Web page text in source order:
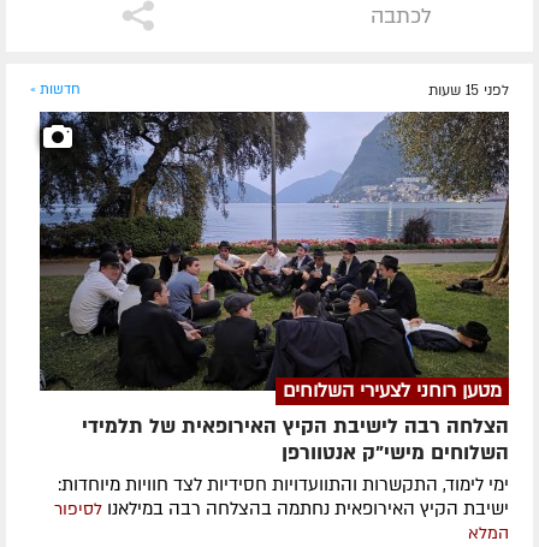
לכתבה
לפני 15 שעות חדשות »
מטען רוחני לצעירי השלוחים
הצלחה רבה לישיבת הקיץ האירופאית של תלמידי
השלוחים מישי"ק אנטוורפן
ימי לימוד, התקשרות והתוועדויות חסידיות לצד חוויות מיוחדות:
ישיבת הקיץ האירופאית נחתמה בהצלחה רבה במילאנו לסיפור
המלא